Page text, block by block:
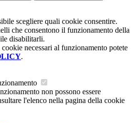
scegliere quali cookie consentire.
che consentono il funzionamento della
disabilitarli.
necessari al funzionamento potete
.
non possono essere
l'elenco nella pagina della cookie